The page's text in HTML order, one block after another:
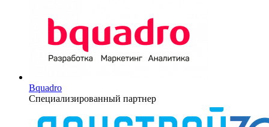
Bquadro
Специализированный партнер